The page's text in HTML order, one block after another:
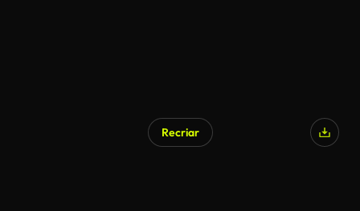
Recriar